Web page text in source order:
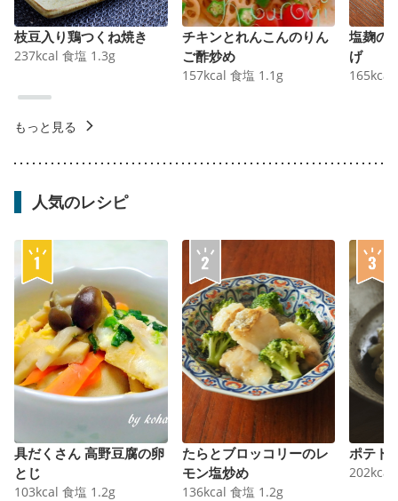
枝豆入り鶏つくね焼き
237kcal 食塩 1.3g
チキンとれんこんのりん
ご酢炒め
157kcal 食塩 1.1 g
塩麹の
げ
165kcal
もっと見る
人気のレシピ
具だくさん 高野豆腐の卵
とじ
103kcal 食塩 1.2g
たらとブロッコリーのレ
モン塩炒め
136kcal 食塩 1.2g
ポテト
202kcal